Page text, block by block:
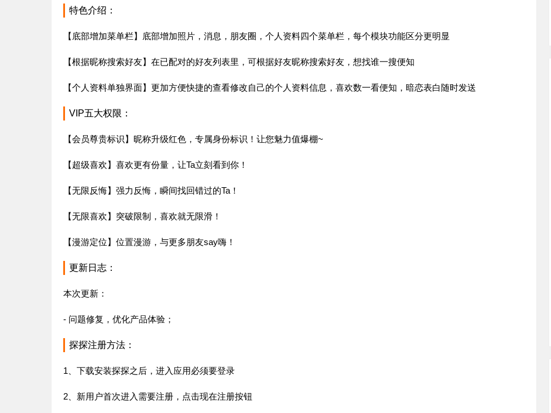
特色介绍：
【底部增加菜单栏】底部增加照片，消息，朋友圈，个人资料四个菜单栏，每个模块功能区分更明显
【根据昵称搜索好友】在已配对的好友列表里，可根据好友昵称搜索好友，想找谁一搜便知
【个人资料单独界面】更加方便快捷的查看修改自己的个人资料信息，喜欢数一看便知，暗恋表白随时发送
VIP五大权限：
【会员尊贵标识】昵称升级红色，专属身份标识！让您魅力值爆棚~
【超级喜欢】喜欢更有份量，让Ta立刻看到你！
【无限反悔】强力反悔，瞬间找回错过的Ta！
【无限喜欢】突破限制，喜欢就无限滑！
【漫游定位】位置漫游，与更多朋友say嗨！
更新日志：
本次更新：
- 问题修复，优化产品体验；
探探注册方法：
1、下载安装探探之后，进入应用必须要登录
2、新用户首次进入需要注册，点击现在注册按钮